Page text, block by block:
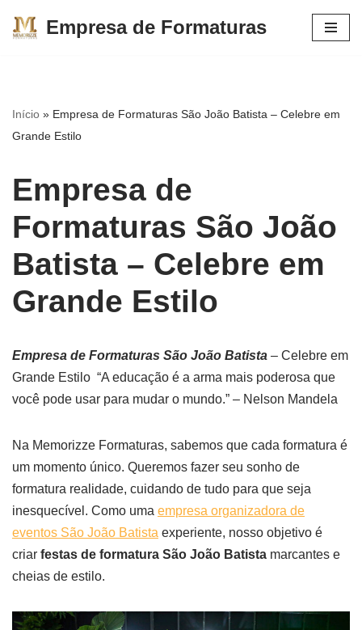
conteúdo
Empresa de Formaturas
Início » Empresa de Formaturas São João Batista – Celebre em
Grande Estilo
Empresa de
Formaturas São João
Batista – Celebre em
Grande Estilo
Empresa de Formaturas São João Batista – Celebre em
Grande Estilo “A educação é a arma mais poderosa que
você pode usar para mudar o mundo.” – Nelson Mandela
Na Memorizze Formaturas, sabemos que cada formatura é
um momento único. Queremos fazer seu sonho de
formatura realidade, cuidando de tudo para que seja
inesquecível. Como uma empresa organizadora de
eventos São João Batista experiente, nosso objetivo é
criar festas de formatura São João Batista marcantes e
cheias de estilo.